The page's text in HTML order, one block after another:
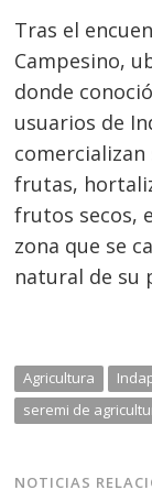
Tras el
Campesino,
donde
usuarios de
frutas,
frutos secos,
zona que se
natural de su
Agricultura
seremi de
NOTICIAS